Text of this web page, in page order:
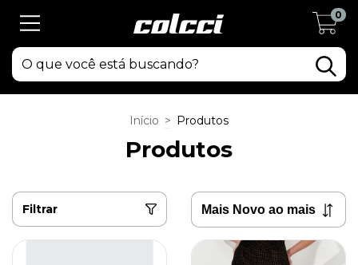
0
Início > Produtos
Produtos
Filtrar